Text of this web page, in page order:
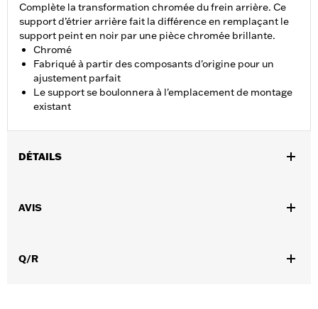
Complète la transformation chromée du frein arrière. Ce
support d’étrier arrière fait la différence en remplaçant le
support peint en noir par une pièce chromée brillante.
Chromé
Fabriqué à partir des composants d'origine pour un
ajustement parfait
Le support se boulonnera à l'emplacement de montage
existant
DÉTAILS
Instructions d’installation
Dans la boîte:
AVIS
Q/R